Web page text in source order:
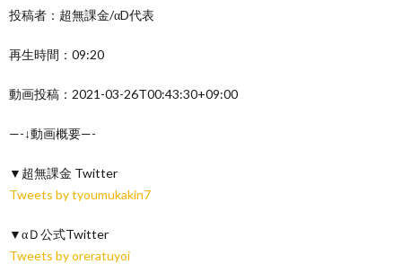
投稿者：超無課金/αD代表
再生時間：09:20
動画投稿：2021-03-26T00:43:30+09:00
—-↓動画概要—-
▼超無課金 Twitter
Tweets by tyoumukakin7
▼αＤ公式Twitter
Tweets by oreratuyoi